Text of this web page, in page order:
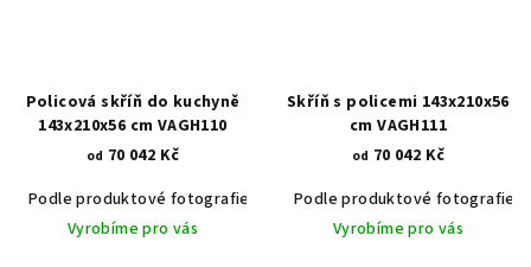
Policová skříň do kuchyně
143x210x56 cm VAGH110
od 70 042 Kč
Podle produktové fotografie
Akát vintage BT1551
Dub světlý
Vyrobíme pro vás
Skříň s policemi 143x210x56
cm VAGH111
od 70 042 Kč
Podle produktové fotografie
Vyrobíme pro vás